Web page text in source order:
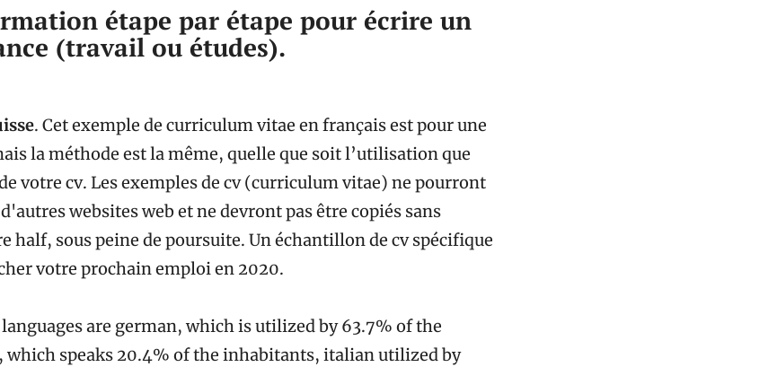
étape par étape pour écrire un
(travail ou études).
. Cet exemple de curriculum vitae en français est pour une
la méthode est la même, quelle que soit l’utilisation que
votre cv. Les exemples de cv (curriculum vitae) ne pourront
websites web et ne devront pas être copiés sans
half, sous peine de poursuite. Un échantillon de cv spécifique
votre prochain emploi en 2020.
are german, which is utilized by 63.7% of the
speaks 20.4% of the inhabitants, italian utilized by